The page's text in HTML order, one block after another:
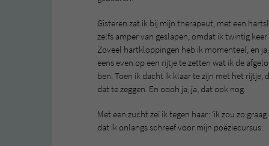
Gisteren zat ik bij mijn therapeut, met een
zelfs amper van geslapen, omdat ik twintig
Zoveel hartkloppingen heb ik momenteel, en
eens even op een rijtje te zetten wat ik de
ben. Toen ik dacht ik klaar te zijn met het rijtje,
dat te zeggen. En oooh ja, ja, dat ook nog.
Met een zucht zei ik tegen haar: ‘ik zou zo
dat ik onlangs schreef voor mijn poëziecursus: